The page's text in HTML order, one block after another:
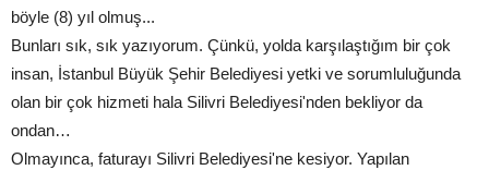
böyle (8) yıl olmuş...
Bunları sık, sık yazıyorum. Çünkü, yolda karşılaştığım bir çok
insan, İstanbul Büyük Şehir Belediyesi yetki ve sorumluluğunda
olan bir çok hizmeti hala Silivri Belediyesi'nden bekliyor da
ondan…
Olmayınca, faturayı Silivri Belediyesi'ne kesiyor. Yapılan